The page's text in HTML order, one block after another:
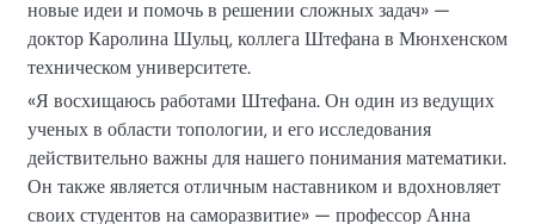
новые идеи и помочь в решении сложных задач» —
доктор Каролина Шульц, коллега Штефана в Мюнхенском
техническом университете.
«Я восхищаюсь работами Штефана. Он один из ведущих
ученых в области топологии, и его исследования
действительно важны для нашего понимания математики.
Он также является отличным наставником и вдохновляет
своих студентов на саморазвитие» — профессор Анна